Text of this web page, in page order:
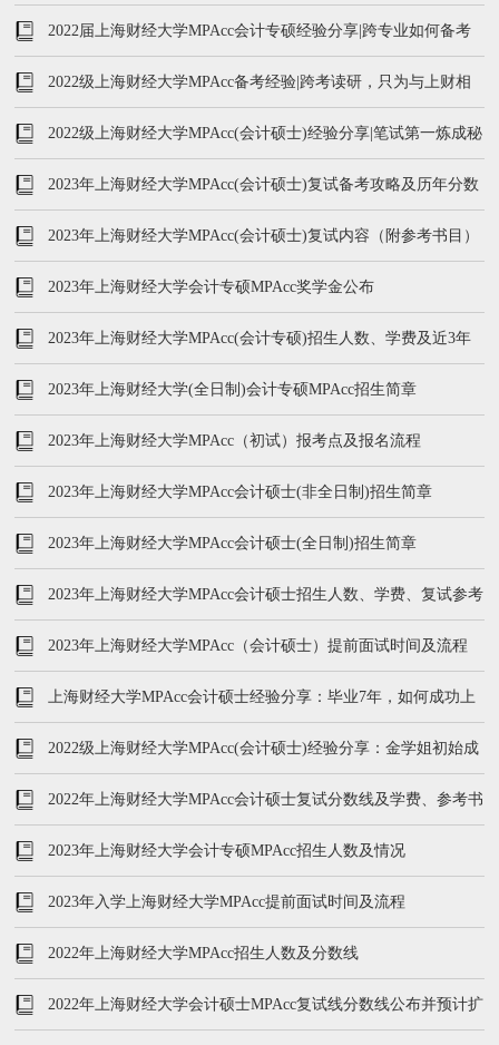
拒绝踩雷与焦虑
2022届上海财经大学MPAcc会计专硕经验分享|跨专业如何备考
2022级上海财经大学MPAcc备考经验|跨考读研，只为与上财相
遇
2022级上海财经大学MPAcc(会计硕士)经验分享|笔试第一炼成秘
籍
2023年上海财经大学MPAcc(会计硕士)复试备考攻略及历年分数
线
2023年上海财经大学MPAcc(会计硕士)复试内容（附参考书目）
2023年上海财经大学会计专硕MPAcc奖学金公布
2023年上海财经大学MPAcc(会计专硕)招生人数、学费及近3年
复试内容
2023年上海财经大学(全日制)会计专硕MPAcc招生简章
2023年上海财经大学MPAcc（初试）报考点及报名流程
2023年上海财经大学MPAcc会计硕士(非全日制)招生简章
2023年上海财经大学MPAcc会计硕士(全日制)招生简章
2023年上海财经大学MPAcc会计硕士招生人数、学费、复试参考
书公布
2023年上海财经大学MPAcc（会计硕士）提前面试时间及流程
上海财经大学MPAcc会计硕士经验分享：毕业7年，如何成功上
岸
2022级上海财经大学MPAcc(会计硕士)经验分享：金学姐初始成
绩246分
2022年上海财经大学MPAcc会计硕士复试分数线及学费、参考书
2023年上海财经大学会计专硕MPAcc招生人数及情况
2023年入学上海财经大学MPAcc提前面试时间及流程
2022年上海财经大学MPAcc招生人数及分数线
2022年上海财经大学会计硕士MPAcc复试线分数线公布并预计扩